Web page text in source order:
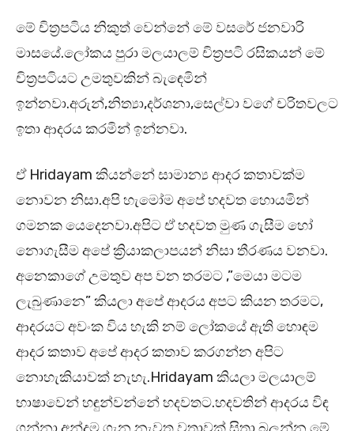
මේ චිත්‍රපටිය නිකුත් වෙන්නේ මේ වසරේ ජනවාරි
මාසයේ.ලෝකය පුරා මලයාලම් චිත්‍රපටි රසිකයන් මේ
චිත්‍රපටියට උමතුවකින් බැඳෙමින්
ඉන්නවා.අරුන්,නිත්‍යා,දර්ශනා,සෙල්වා වගේ චරිතවලට
ඉතා ආදරය කරමින් ඉන්නවා.
ඒ Hridayam කියන්නේ සාමාන්‍ය ආදර කතාවක්ම
නොවන නිසා.අපි හැමෝම අපේ හදවත හොයමින්
ගමනක යෙදෙනවා.අපිට ඒ හදවත මුණ ගැසීම හෝ
නොගැසීම අපේ ක්‍රියාකලාපයන් නිසා තීරණය වනවා.
අනෙකාගේ උමතුව අප වන තරමට ,”මෙයා මටම
ලැබුණානෙ” කියලා අපේ ආදරය අපට කියන තරමට,
ආදරයට අවංක විය හැකි නම් ලෝකයේ ඇති හොඳම
ආදර කතාව අපේ ආදර කතාව කරගන්න අපිට
නොහැකියාවක් නැහැ.Hridayam කියලා මලයාලම්
භාෂාවෙන් හඳුන්වන්නේ හදවතට.හදවතින් ආදරය විඳ